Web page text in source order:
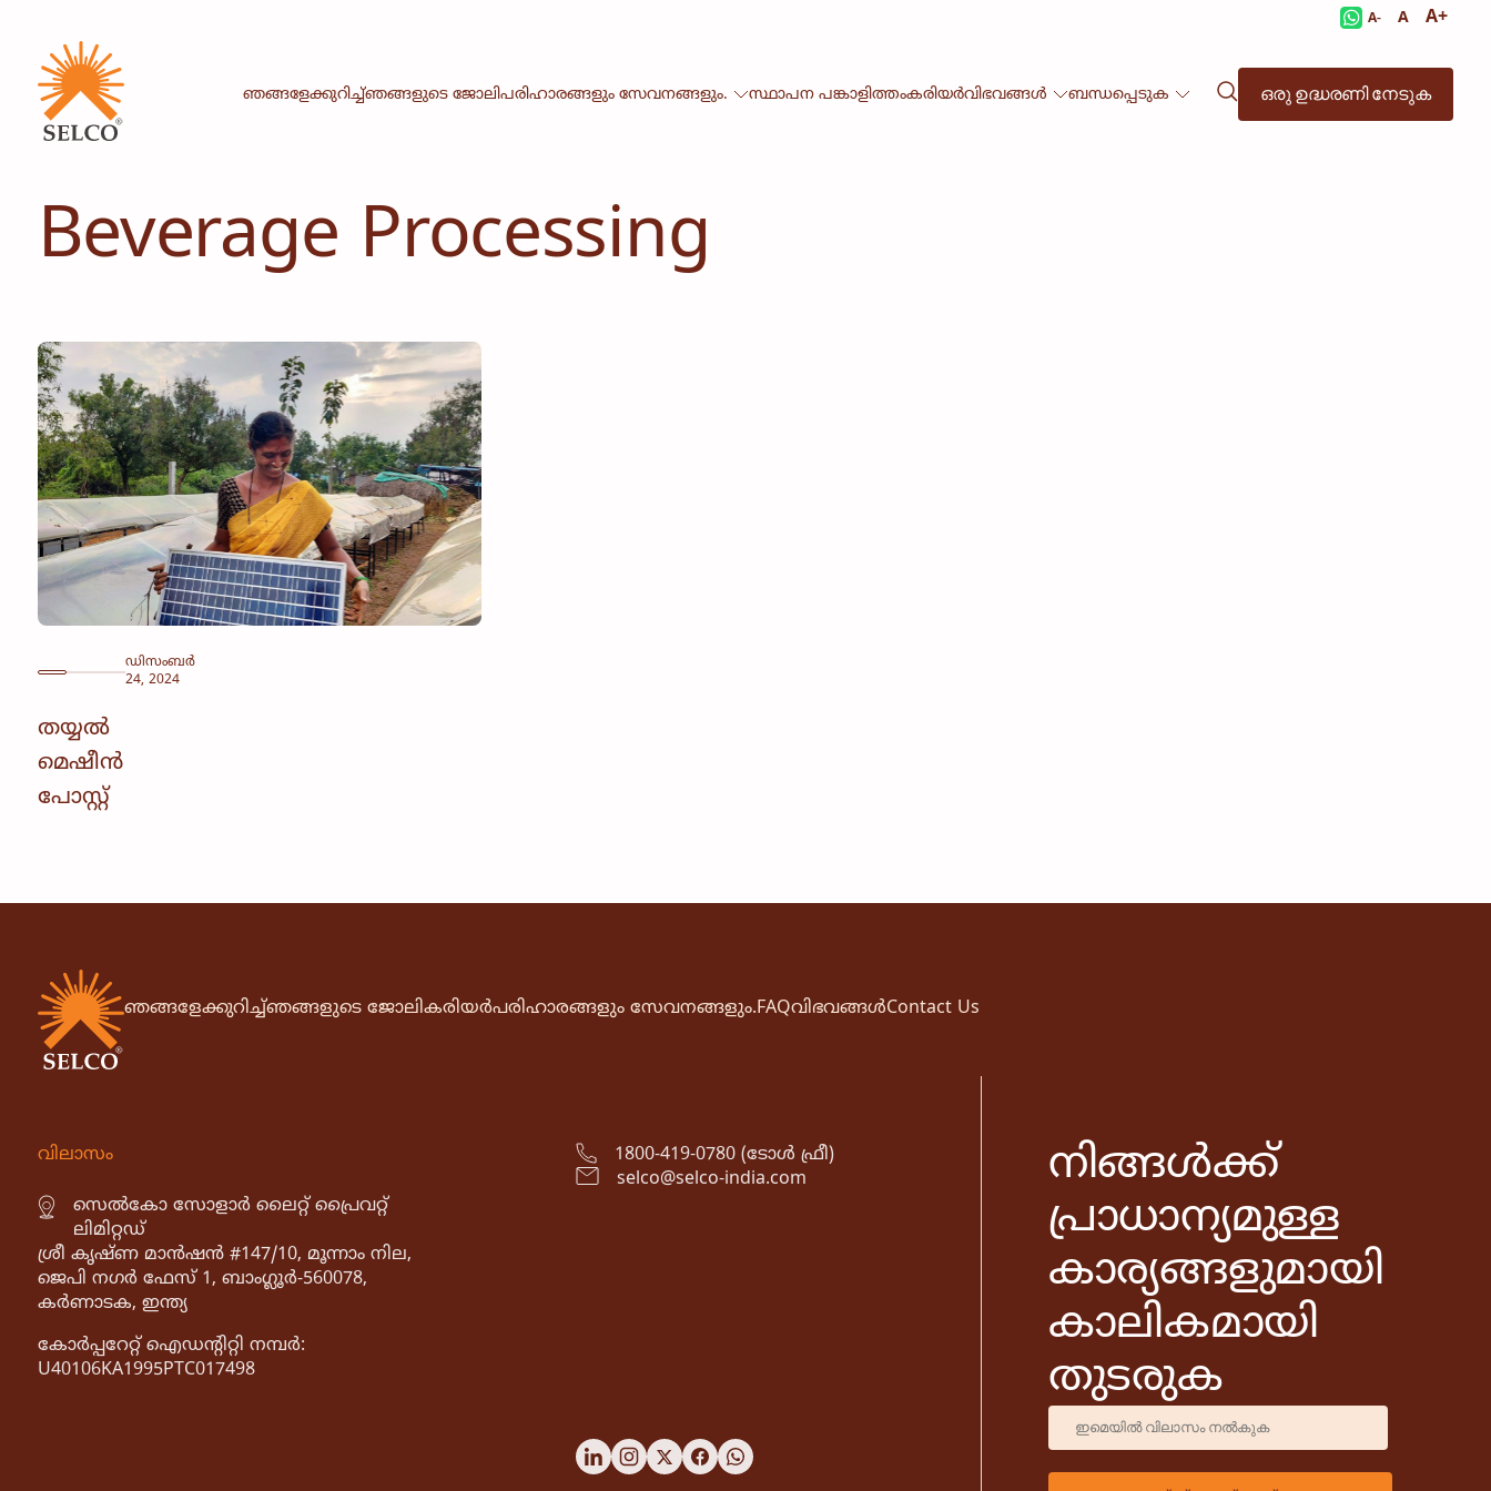
A- A A+
ഞങ്ങളേക്കുറിച്ച്ഞങ്ങളുടെ ജോലിപരിഹാരങ്ങളും സേവനങ്ങളും. സ്ഥാപന പങ്കാളിത്തംകരിയർവിഭവങ്ങൾ ബന്ധപ്പെടുക ഒരു ഉദ്ധരണി നേടുക
Beverage Processing
ഡിസംബർ
24, 2024
തയ്യൽ
മെഷീൻ
പോസ്റ്റ്
ഞങ്ങളേക്കുറിച്ച്ഞങ്ങളുടെ ജോലികരിയർപരിഹാരങ്ങളും സേവനങ്ങളും.FAQവിഭവങ്ങൾContact Us
വിലാസം
സെൽകോ സോളാർ ലൈറ്റ് പ്രൈവറ്റ്
ലിമിറ്റഡ്
ശ്രീ കൃഷ്ണ മാൻഷൻ #147/10, മൂന്നാം നില,
ജെപി നഗർ ഫേസ് 1, ബാംഗ്ലൂർ-560078,
കർണാടക, ഇന്ത്യ
കോർപ്പറേറ്റ് ഐഡൻ്റിറ്റി നമ്പർ:
U40106KA1995PTC017498
1800-419-0780 (ടോൾ ഫ്രീ)
selco@selco-india.com
നിങ്ങൾക്ക്
പ്രാധാന്യമുള്ള
കാര്യങ്ങളുമായി
കാലികമായി
തുടരുക